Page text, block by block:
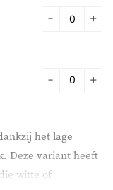
het lage
Deze variant heeft
witte of